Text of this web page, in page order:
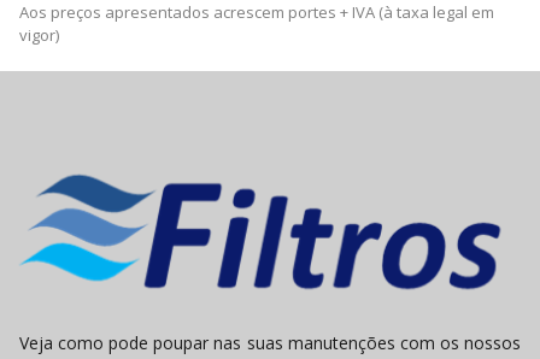
Aos preços apresentados acrescem portes + IVA (à taxa legal em
vigor)
Veja como pode poupar nas suas manutenções com os nossos